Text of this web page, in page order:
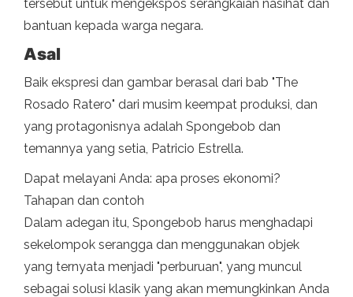
tersebut untuk mengekspos serangkaian nasihat dan
bantuan kepada warga negara.
Asal
Baik ekspresi dan gambar berasal dari bab "The
Rosado Ratero" dari musim keempat produksi, dan
yang protagonisnya adalah Spongebob dan
temannya yang setia, Patricio Estrella.
Dapat melayani Anda: apa proses ekonomi?
Tahapan dan contoh
Dalam adegan itu, Spongebob harus menghadapi
sekelompok serangga dan menggunakan objek
yang ternyata menjadi "perburuan", yang muncul
sebagai solusi klasik yang akan memungkinkan Anda